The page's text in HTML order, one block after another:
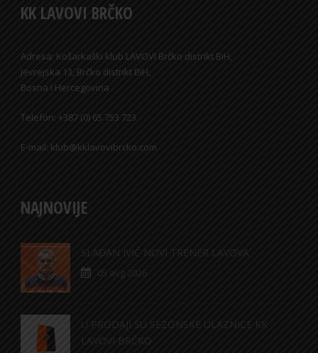
KK LAVOVI BRČKO
Adresa: Košarkaški klub LAVOVI Brčko distrikt BiH,
Jevrejska 13, Brčko distrikt BiH,
Bosna i Hercegovina
Telefon: +387 (0) 65 753 723
E-mail: klub@kklavovibrcko.com
NAJNOVIJE
SLAĐAN IVIĆ NOVI TRENER LAVOVA
05 avg 2026
U PRODAJI SU SEZONSKE ULAZNICE KK
LAVOVI BRČKO